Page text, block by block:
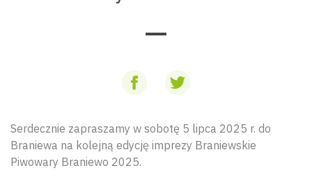
Serdecznie zapraszamy w sobotę 5 lipca 2025 r. do
Braniewa na kolejną edycję imprezy Braniewskie
Piwowary Braniewo 2025.